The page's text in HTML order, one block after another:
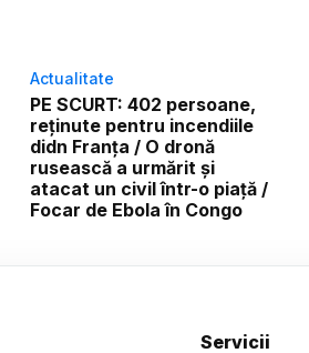
Actualitate
PE SCURT: 402 persoane,
reținute pentru incendiile
didn Franța / O dronă
rusească a urmărit și
atacat un civil într-o piață /
Focar de Ebola în Congo
Servicii